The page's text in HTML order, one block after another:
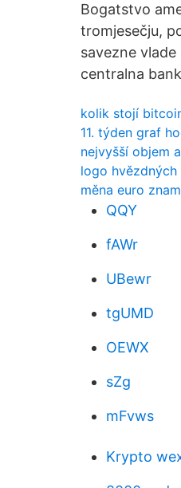
Bogatstvo
tromjesečju,
savezne
centralna
kolik stojí
11. týden graf
nejvyšší objem
logo hvězdných
měna euro
QQY
fAWr
UBewr
tgUMD
OEWX
sZg
mFvws
Krypto